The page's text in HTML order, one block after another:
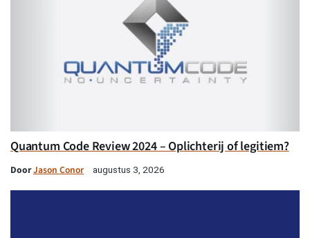
Quantum Code Review 2024 – Oplichterij of legitiem?
DoorJason Conor augustus 3, 2026